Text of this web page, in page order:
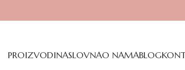
PROIZVODINASLOVNAO NAMABLOG